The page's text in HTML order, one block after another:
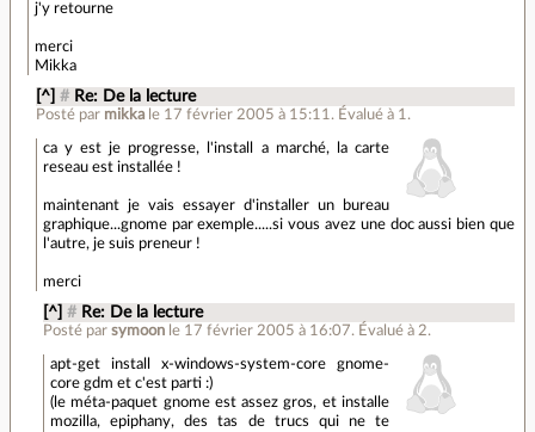
j'y retourne
merci
Mikka
[^] # Re: De la lecture
Posté par mikka le 17 février 2005 à 15:11.Évalué à 1.
ca y est je progresse, l'install a marché, la carte
reseau est installée !
maintenant je vais essayer d'installer un bureau
graphique...gnome par exemple.....si vous avez une doc aussi bien que
l'autre, je suis preneur !
merci
[^] # Re: De la lecture
Posté parsymoon le 17 février 2005 à 16:07. Évalué à 2.
apt-get install x-windows-system-core gnome-
core gdm et c'est parti :)
(le méta-paquet gnome est assez gros, et installe
mozilla, epiphany, des tas de trucs qui ne te